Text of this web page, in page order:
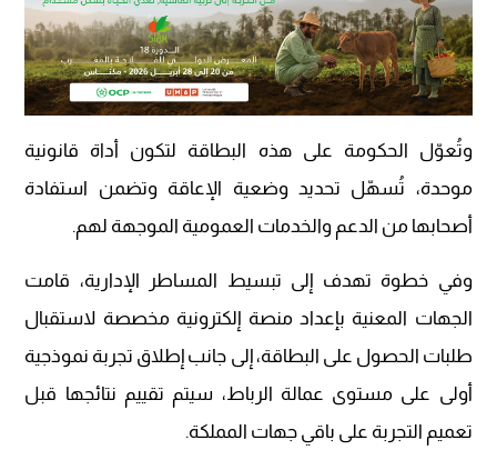
وتُعوّل الحكومة على هذه البطاقة لتكون أداة قانونية
موحدة، تُسهّل تحديد وضعية الإعاقة وتضمن استفادة
أصحابها من الدعم والخدمات العمومية الموجهة لهم.
وفي خطوة تهدف إلى تبسيط المساطر الإدارية، قامت
الجهات المعنية بإعداد منصة إلكترونية مخصصة لاستقبال
طلبات الحصول على البطاقة، إلى جانب إطلاق تجربة نموذجية
أولى على مستوى عمالة الرباط، سيتم تقييم نتائجها قبل
تعميم التجربة على باقي جهات المملكة.